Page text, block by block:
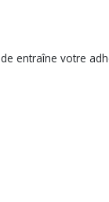
entraîne votre